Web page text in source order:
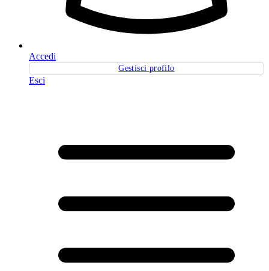
Accedi
Gestisci profilo
Esci